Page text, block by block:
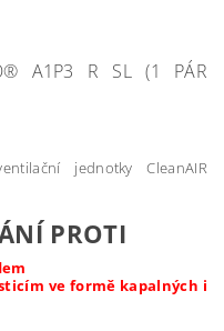
A1P3 R SL (1 PÁR
jednotky CleanAIR
PROTI
ve formě kapalných i